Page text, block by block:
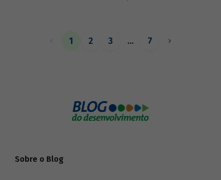
bancos de desenvolvimento, comparando
1 2 3 … 7
Sobre o Blog